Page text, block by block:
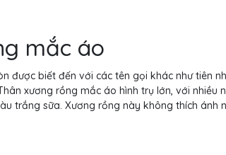
mắc áo
được biết đến với các tên gọi khác như tiên
xương rồng mắc áo hình trụ lớn, với nhiều
trắng sữa. Xương rồng này không thích ánh